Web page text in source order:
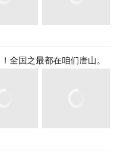
全国之最都在咱们唐山。